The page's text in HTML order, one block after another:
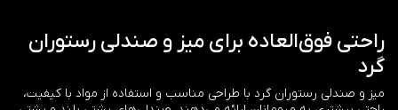
راحتی فوق‌العاده برای میز و صندلی رستوران
گرد
میز و صندلی رستوران گرد با طراحی مناسب و استفاده از مواد با کیفیت،